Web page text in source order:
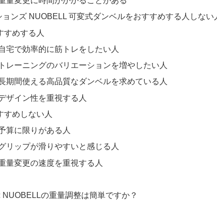
ョンズ NUOBELL 可変式ダンベルをおすすめする人しない
すめする人
宅で効率的に筋トレをしたい人
トレーニングのバリエーションを増やしたい人
期間使える高品質なダンベルを求めている人
ザイン性を重視する人
すめしない人
算に限りがある人
リップが滑りやすいと感じる人
量変更の速度を重視する人
NUOBELLの重量調整は簡単ですか？